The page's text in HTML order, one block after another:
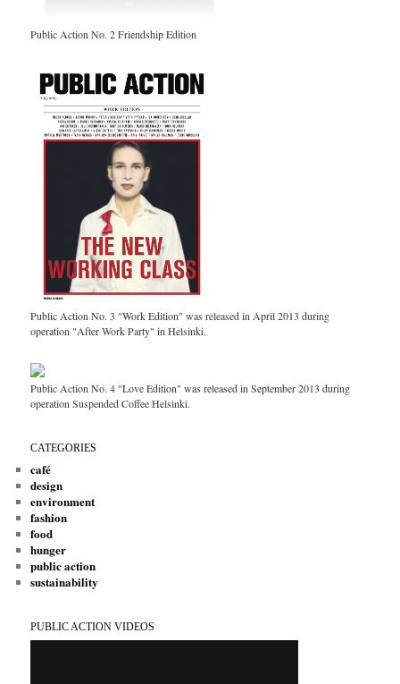
Public Action No. 2 Friendship Edition
Public Action No. 3 "Work Edition" was released in April 2013 during
operation "After Work Party" in Helsinki.
Public Action No. 4 "Love Edition" was released in September 2013 during
operation Suspended Coffee Helsinki.
CATEGORIES
café
design
environment
fashion
food
hunger
public action
sustainability
PUBLIC ACTION VIDEOS